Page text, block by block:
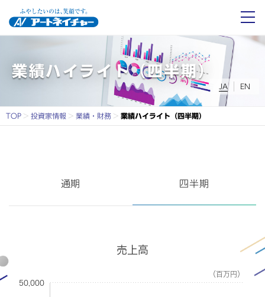
業績ハイライト（四半期）
業績ハイライト（四半期）
JA EN
TOP 投資家情報 業績・財務 業績ハイライト（四半期）
通期 四半期
売上高
50,000
（百万円）
アートネイチャーとは
会社情報
商品情報